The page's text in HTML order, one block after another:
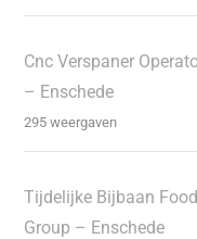
Cnc Verspaner
– Enschede
295 weergaven
Tijdelijke Bijbaan
Group – Enschede